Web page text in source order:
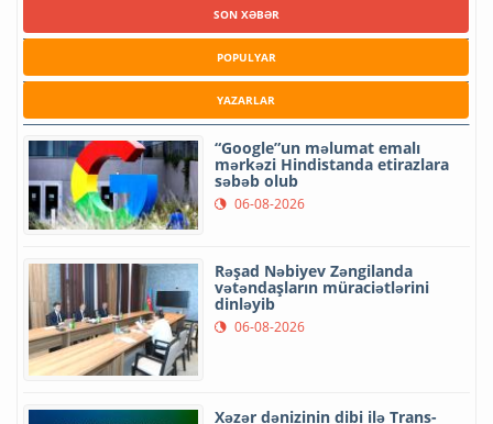
SON XƏBƏR
POPULYAR
YAZARLAR
“Google”un məlumat emalı
mərkəzi Hindistanda etirazlara
səbəb olub
06-08-2026
Rəşad Nəbiyev Zəngilanda
vətəndaşların müraciətlərini
dinləyib
06-08-2026
Xəzər dənizinin dibi ilə Trans-